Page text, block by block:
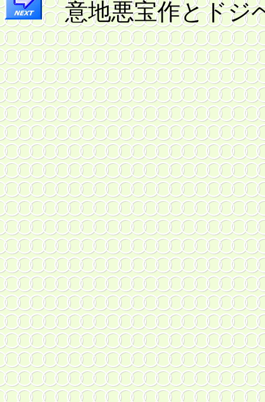
意地悪宝作とドジ